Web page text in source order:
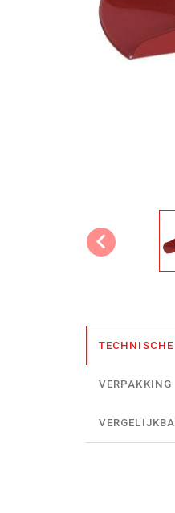
VERPAKKING